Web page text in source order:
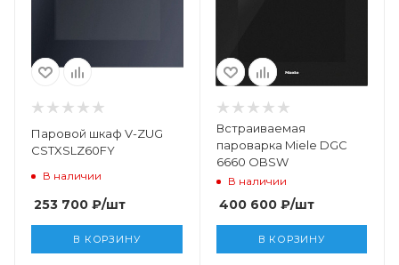
Паровой шкаф V-ZUG
CSTXSLZ60FY
В наличии
253 700 ₽/шт
В КОРЗИНУ
Встраиваемая
пароварка Miele DGC
6660 OBSW
В наличии
400 600₽/шт
В КОРЗИНУ